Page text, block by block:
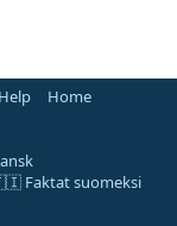
Help
Home
Faktat suomeksi